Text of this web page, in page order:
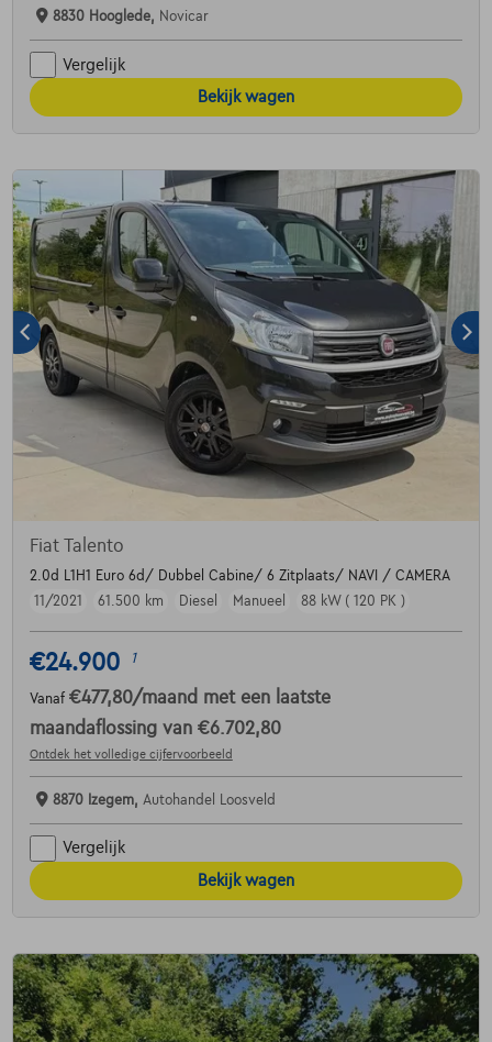
8830 Hooglede, Novicar
Vergelijk
Bekijk wagen
Fiat Talento
2.0d L1H1 Euro 6d/ Dubbel Cabine/ 6 Zitplaats/ NAVI / CAMERA
11/2021
61.500 km Diesel Manueel 88 kW ( 120 PK )
€24.900 1
Vanaf €477,80/maand met een laatste
maandaflossing van €6.702,80
Ontdek het volledige cijfervoorbeeld
8870 Izegem, Autohandel Loosveld
Vergelijk
Bekijk wagen